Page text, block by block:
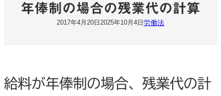
年俸制の場合の残業代の計算
2017年4月20日 2025年10月4日 労働法
給料が年俸制の場合、残業代の計